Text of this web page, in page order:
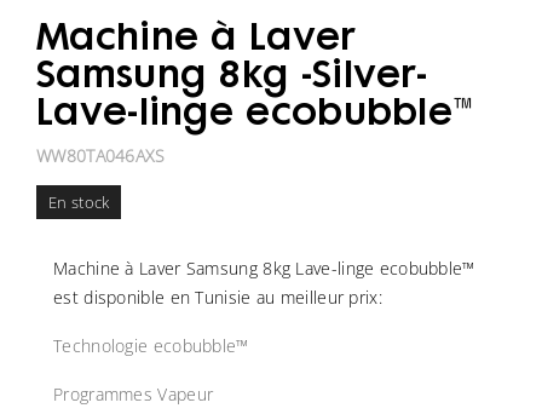
Machine à Laver
Samsung 8kg -Silver-
Lave-linge ecobubble™
WW80TA046AXS
En stock
Machine à Laver Samsung 8kg Lave-linge ecobubble™
est disponible en Tunisie au meilleur prix:
Technologie ecobubble™
Programmes Vapeur